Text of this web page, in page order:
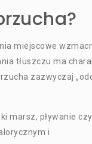
miejscowe
tłuszczu ma
zazwyczaj
marsz, pływanie czy
i